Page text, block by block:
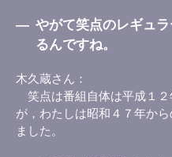
― やがて笑点のレギュ
るんですね。
木久蔵さん
笑点は番組自体は平成１２
が，わたしは昭和４７年か
ました。